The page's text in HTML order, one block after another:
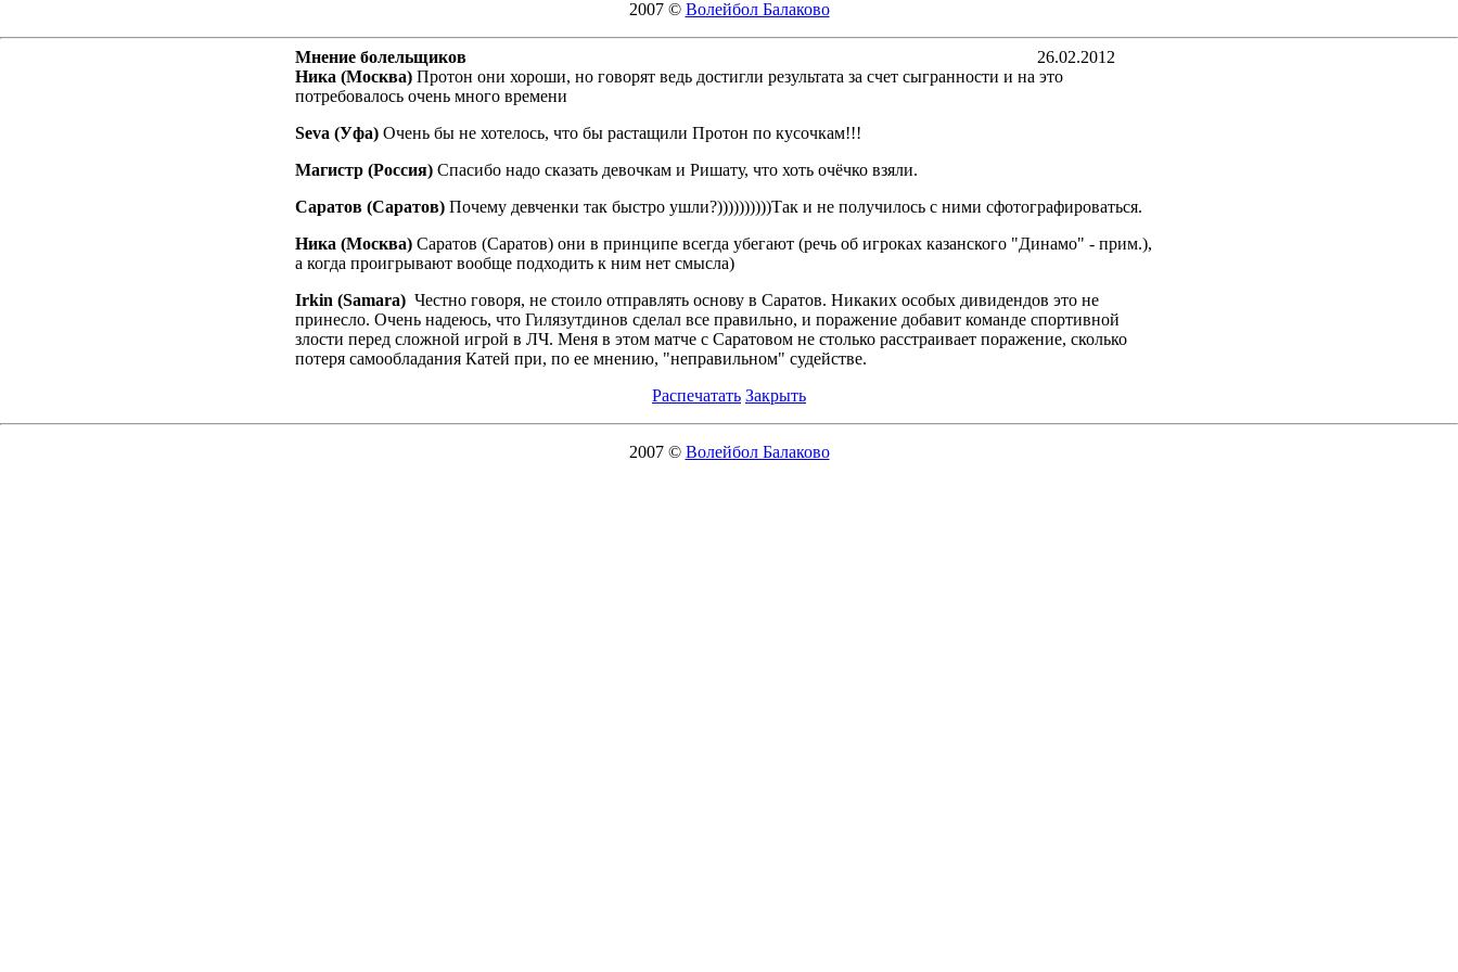
2007 © Волейбол Балаково
Мнение болельщиков
26.02.2012
Ника (Москва) Протон они хороши, но говорят ведь достигли результата за счет сыгранности и на это
потребовалось очень много времени
Seva (Уфа) Очень бы не хотелось, что бы растащили Протон по кусочкам!!!
Магистр (Россия) Спасибо надо сказать девочкам и Ришату, что хоть очёчко взяли.
Саратов (Саратов) Почему девченки так быстро ушли?))))))))))Так и не получилось с ними сфотографироваться.
Ника (Москва) Саратов (Саратов) они в принципе всегда убегают (речь об игроках казанского "Динамо" - прим.),
а когда проигрывают вообще подходить к ним нет смысла)
Irkin (Samara) Честно говоря, не стоило отправлять основу в Саратов. Никаких особых дивидендов это не
принесло. Очень надеюсь, что Гилязутдинов сделал все правильно, и поражение добавит команде спортивной
злости перед сложной игрой в ЛЧ. Меня в этом матче с Саратовом не столько расстраивает поражение, сколько
потеря самообладания Катей при, по ее мнению, "неправильном" судействе.
Распечатать Закрыть
2007 © Волейбол Балаково